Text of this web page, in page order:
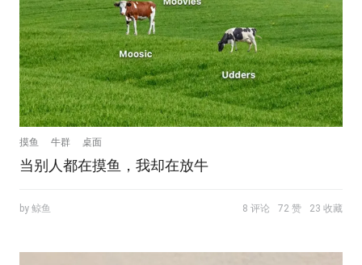
摸鱼 牛群 桌面
当别人都在摸鱼，我却在放牛
by 鲸鱼 8 评论 72 赞 23 收藏